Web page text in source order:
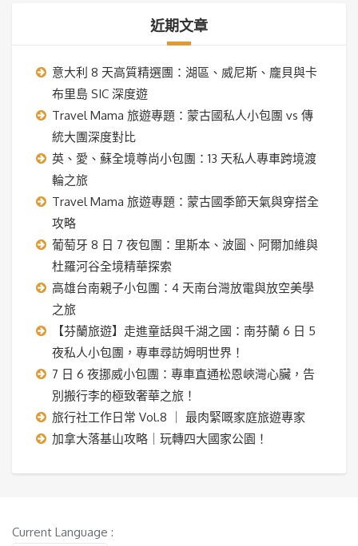
近期文章
意大利 8 天高質精選團：湖區、威尼斯、龐貝與卡
布里島 SIC 深度遊
Travel Mama 旅遊專題：蒙古國私人小包團 vs 傳
統大團深度對比
英、愛、蘇全境尊尚小包團：13 天私人專車跨境渡
輪之旅
Travel Mama 旅遊專題：蒙古國季節天氣與穿搭全
攻略
葡萄牙 8 日 7 夜包團：里斯本、波圖、阿爾加維與
杜羅河谷全境精華探索
高雄台南親子小包團：4 天南台灣放電與放空美學
之旅
【芬蘭旅遊】走進童話與千湖之國：南芬蘭 6 日 5
夜私人小包團，專車尋訪姆明世界！
7 日 6 夜挪威小包團：專車直通松恩峽灣心臟，告
別搬行李的極致奢華之旅！
旅行社工作日常 Vol.8 ｜ 最肉緊嘅家庭旅遊專家
加拿大落基山攻略｜玩轉四大國家公園！
Current Language :